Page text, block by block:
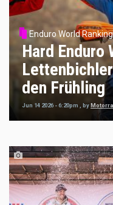
Enduro World Ranking
Hard Enduro
den Frühling
Jun 14 2026 - 6:20pm , by